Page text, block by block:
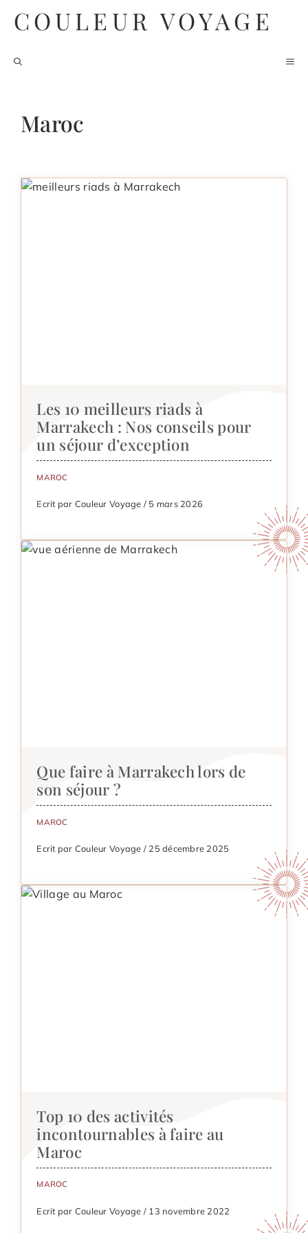
COULEUR VOYAGE
Maroc
Les 10 meilleurs riads à
Marrakech : Nos conseils pour
un séjour d’exception
MAROC
Ecrit par Couleur Voyage / 5 mars 2026
Que faire à Marrakech lors de
son séjour ?
MAROC
Ecrit par Couleur Voyage / 25 décembre 2025
Top 10 des activités
incontournables à faire au
Maroc
MAROC
Ecrit par Couleur Voyage / 13 novembre 2022